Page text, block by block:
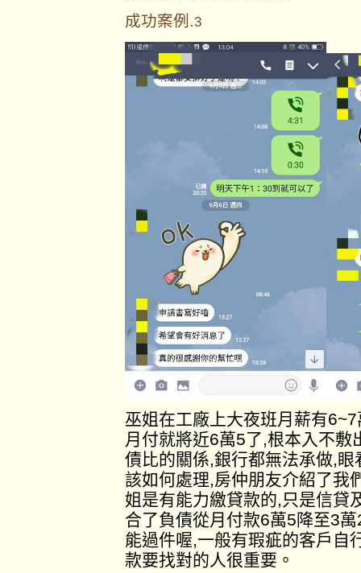
成功案例.3
巫姐在工廠上大夜班月薪有
月付就將近6萬5了,根本入不
債比的關係,銀行都無法承做,
該如何處理,房仲朋友介紹了我
姐是有能力繳貸款的,只是信貸
合了負債從月付款6萬5降至3
能過件喔,一般有瑕疵的客戶自
款要找對的人很重要。